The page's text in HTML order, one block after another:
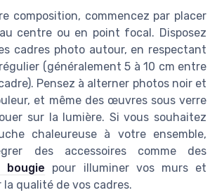
composition, commencez par placer
centre ou en point focal. Disposez
cadres photo autour, en respectant
(généralement 5 à 10 cm entre
Pensez à alterner photos noir et
et même des œuvres sous verre
sur la lumière. Si vous souhaitez
chaleureuse à votre ensemble,
des accessoires comme des
bougie pour illuminer vos murs et
qualité de vos cadres.